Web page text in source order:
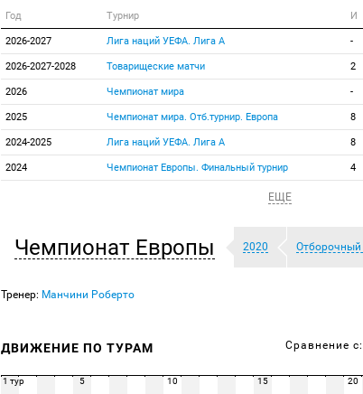
Год Турнир И
2026-2027 Лига наций УЕФА. Лига А -
2026-2027-2028 Товарищеские матчи 2
2026 Чемпионат мира -
2025 Чемпионат мира. Отб.турнир. Европа 8
2024-2025 Лига наций УЕФА. Лига А 8
2024 Чемпионат Европы. Финальный турнир 4
ЕЩЕ
Чемпионат Европы 2020 Отборочный
Тренер: Манчини Роберто
ДВИЖЕНИЕ ПО ТУРАМ Сравнение с:
1 тур 5 10 15 20